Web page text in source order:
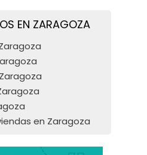
EN ZARAGOZA
en Zaragoza